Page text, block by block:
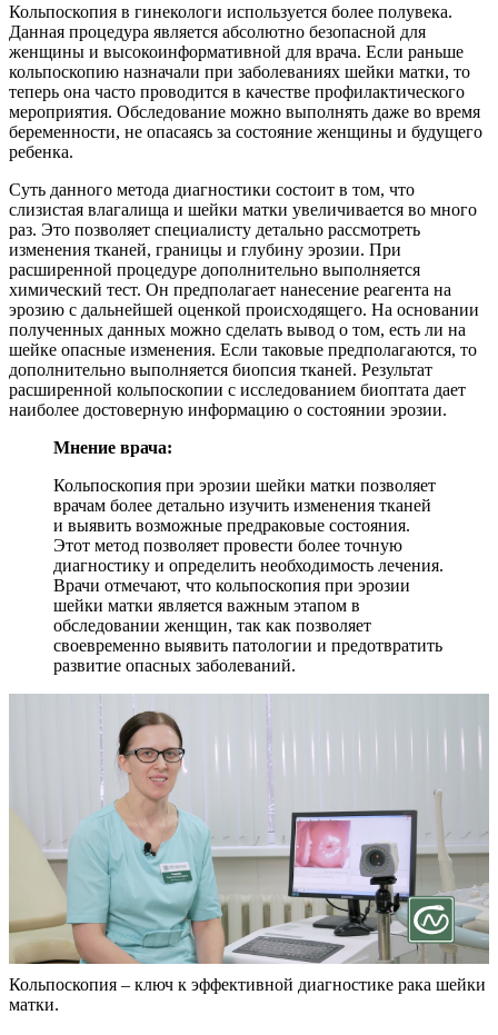
Кольпоскопия в гинекологи используется более полувека.
Данная процедура является абсолютно безопасной для
женщины и высокоинформативной для врача. Если раньше
кольпоскопию назначали при заболеваниях шейки матки, то
теперь она часто проводится в качестве профилактического
мероприятия. Обследование можно выполнять даже во время
беременности, не опасаясь за состояние женщины и будущего
ребенка.
Суть данного метода диагностики состоит в том, что
слизистая влагалища и шейки матки увеличивается во много
раз. Это позволяет специалисту детально рассмотреть
изменения тканей, границы и глубину эрозии. При
расширенной процедуре дополнительно выполняется
химический тест. Он предполагает нанесение реагента на
эрозию с дальнейшей оценкой происходящего. На основании
полученных данных можно сделать вывод о том, есть ли на
шейке опасные изменения. Если таковые предполагаются, то
дополнительно выполняется биопсия тканей. Результат
расширенной кольпоскопии с исследованием биоптата дает
наиболее достоверную информацию о состоянии эрозии.
Мнение врача:
Кольпоскопия при эрозии шейки матки позволяет
врачам более детально изучить изменения тканей
и выявить возможные предраковые состояния.
Этот метод позволяет провести более точную
диагностику и определить необходимость лечения.
Врачи отмечают, что кольпоскопия при эрозии
шейки матки является важным этапом в
обследовании женщин, так как позволяет
своевременно выявить патологии и предотвратить
развитие опасных заболеваний.
Кольпоскопия – ключ к эффективной диагностике рака шейки
матки.